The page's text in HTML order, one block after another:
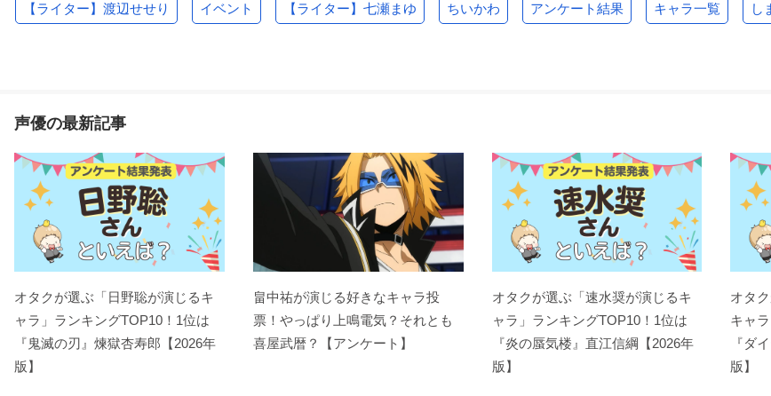
【ライター】渡辺せせり イベント 【ライター】七瀬まゆ ちいかわ アンケート結果 キャラ一覧 し
声優の最新記事
オタクが選ぶ「日野聡が演じるキ
ャラ」ランキングTOP10！1位は
『鬼滅の刃』煉󠄁獄杏寿郎【2026年
版】
畠中祐が演じる好きなキャラ投
票！やっぱり上鳴電気？それとも
喜屋武暦？【アンケート】
オタクが選ぶ「速水奨が演じるキ
ャラ」ランキングTOP10！1位は
『炎の蜃気楼』直江信綱【2026年
版】
オタ
キャ
『ダ
版】